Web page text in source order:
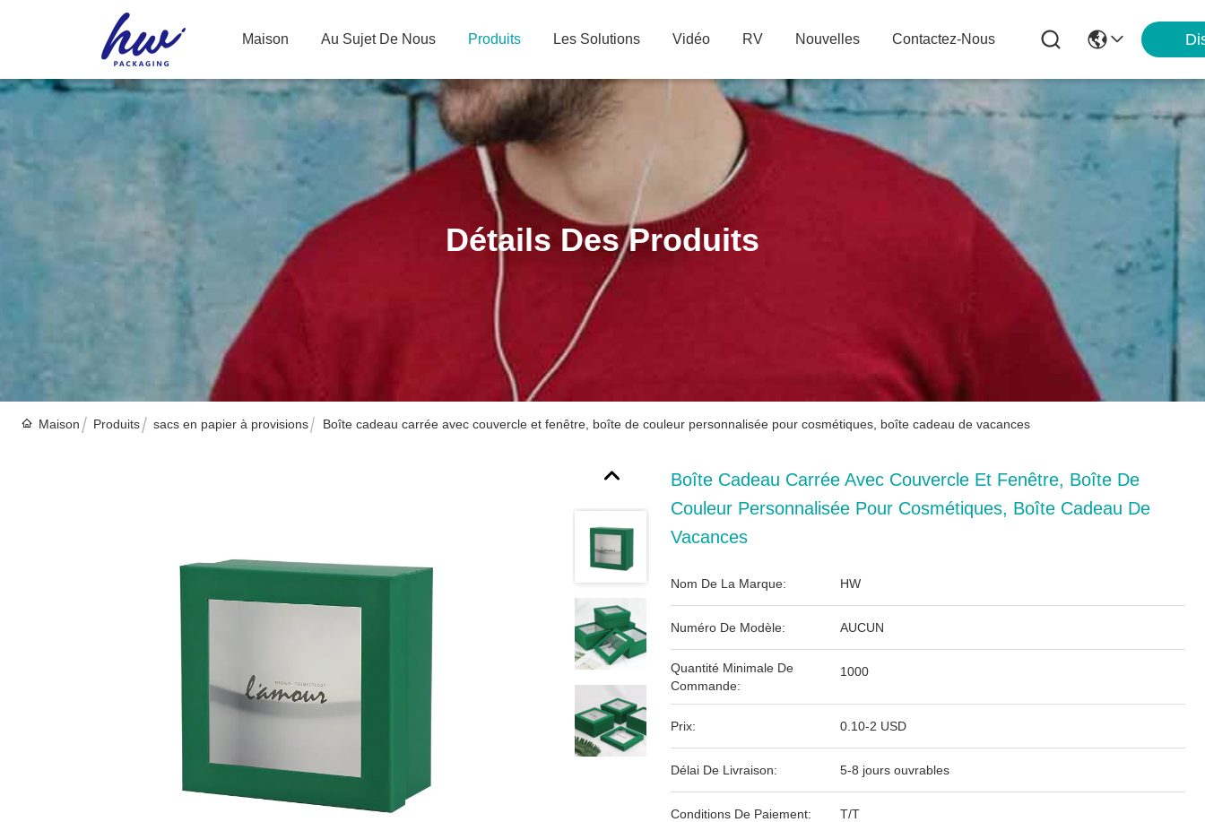
Maison Au Sujet De Nous Produits Les Solutions Vidéo RV Nouvelles Contactez-Nous
Détails Des Produits
Maison Produits sacs en papier à provisions Boîte cadeau carrée avec couvercle et fenêtre, boîte de couleur personnalisée pour cosmétiques, boîte cadeau de vacances
Boîte Cadeau Carrée Avec Couvercle Et Fenêtre, Boîte De
Couleur Personnalisée Pour Cosmétiques, Boîte Cadeau De
Vacances
Nom De La Marque: HW
Numéro De Modèle: AUCUN
Quantité Minimale De
Commande:
1000
Prix: 0.10-2 USD
Délai De Livraison: 5-8 jours ouvrables
Conditions De Paiement: T/T